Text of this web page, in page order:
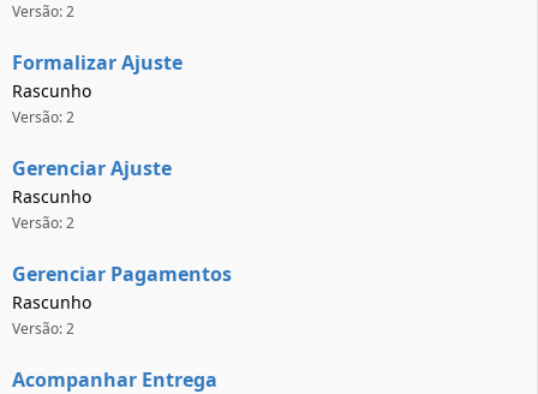
Versão: 2
Formalizar Ajuste
Rascunho
Versão: 2
Gerenciar Ajuste
Rascunho
Versão: 2
Gerenciar Pagamentos
Rascunho
Versão: 2
Acompanhar Entrega